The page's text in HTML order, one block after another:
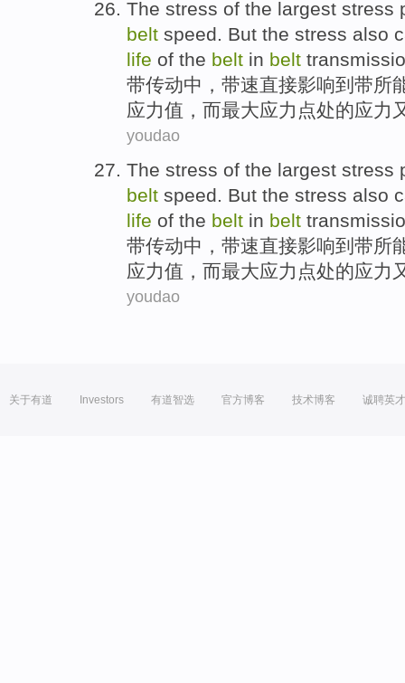
The stress of the largest stress
belt speed. But the stress also
life of the belt in belt
带传动中，带速直接影响到带所
应力值， 而最大应力点处的应力
youdao
The stress of the largest stress
belt speed. But the stress also
life of the belt in belt
带传动中，带速直接影响到带所
应力值， 而最大应力点处的应力
youdao
关于有道 Investors 有道智选 官方博客 技术博客 诚聘英才